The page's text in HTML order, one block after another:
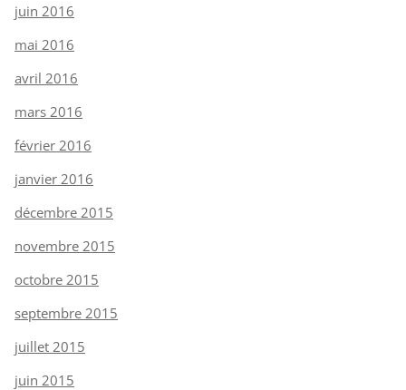
juin 2016
mai 2016
avril 2016
mars 2016
février 2016
janvier 2016
décembre 2015
novembre 2015
octobre 2015
septembre 2015
juillet 2015
juin 2015